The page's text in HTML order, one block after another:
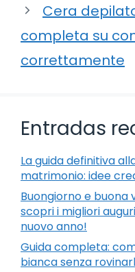
Cera
completa su
correttamente
Entradas
La guida definitiva
matrimonio: idee
Buongiorno e buona
scopri i migliori
nuovo anno!
Guida completa:
bianca senza